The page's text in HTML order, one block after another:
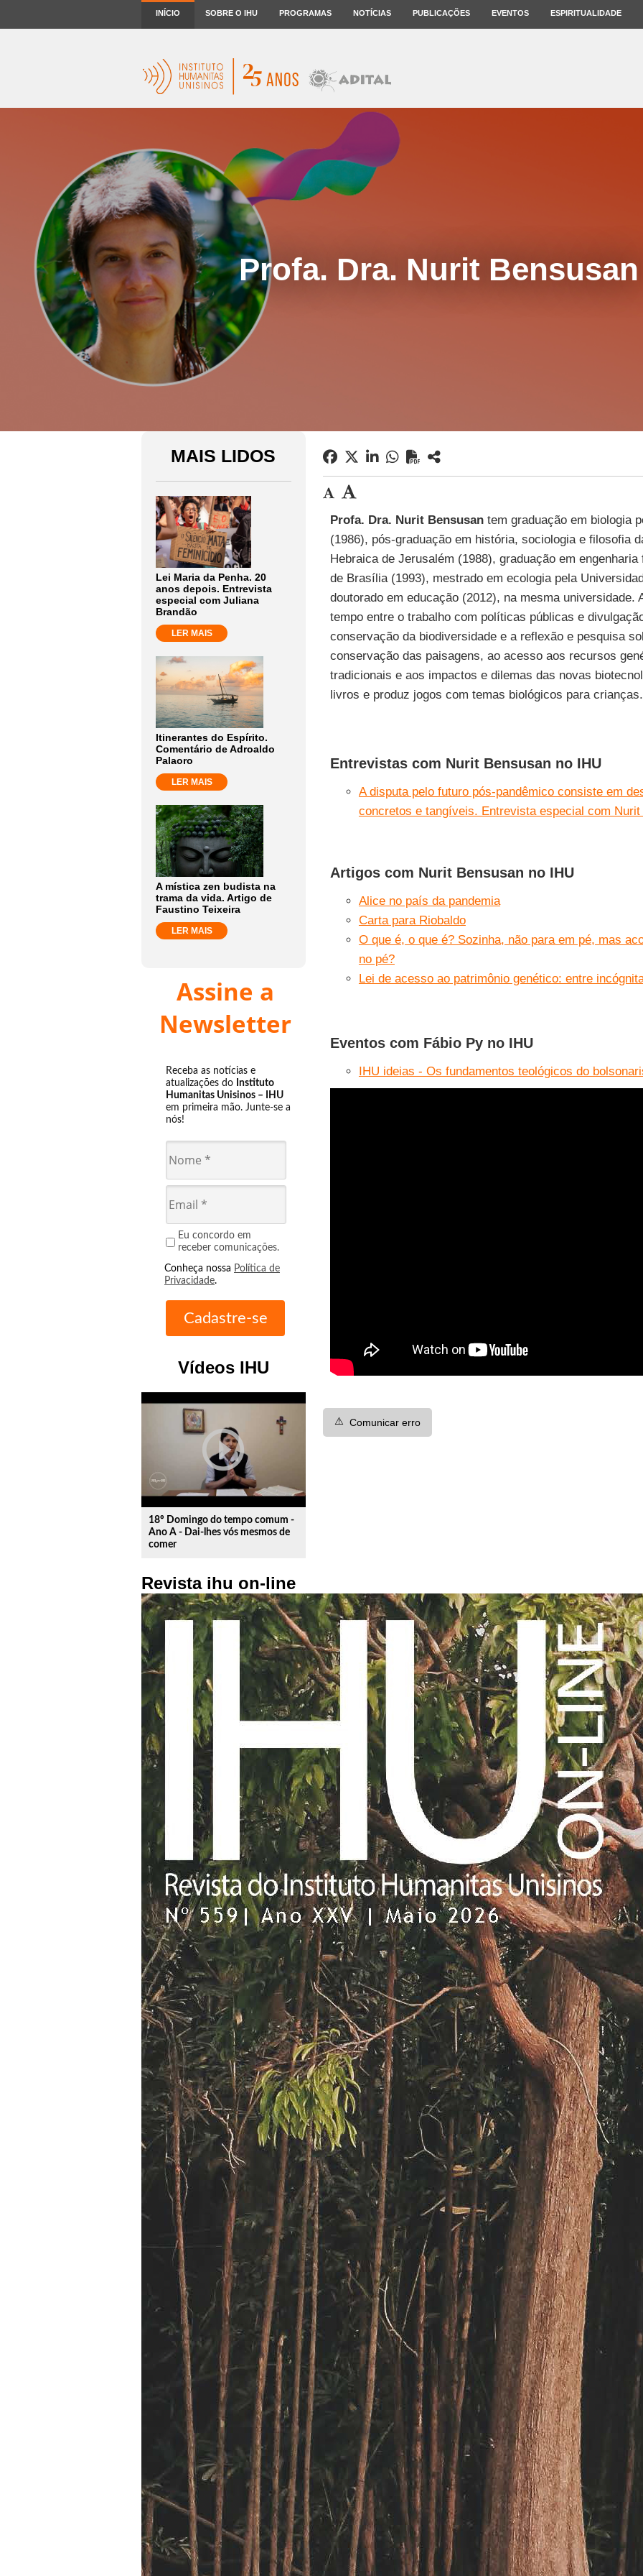
INÍCIO SOBRE O IHU PROGRAMAS NOTÍCIAS PUBLICAÇÕES EVENTOS ESPIRITUALIDADE
Profa. Dra. Nurit Bensusan
MAIS LIDOS
Lei Maria da Penha. 20
anos depois. Entrevista
especial com Juliana
Brandão
LER MAIS
Itinerantes do Espírito.
Comentário de Adroaldo
Palaoro
LER MAIS
A mística zen budista na
trama da vida. Artigo de
Faustino Teixeira
LER MAIS
Assine a
Newsletter
Receba as notícias e
atualizações do Instituto
Humanitas Unisinos – IHU
em primeira mão. Junte-se a
nós!
Eu concordo em
receber comunicações.
Conheça nossa Política de
Privacidade.
Vídeos IHU
play_circle_outline
18º Domingo do tempo comum -
Ano A - Dai-lhes vós mesmos de
comer
Revista ihu on-line
Profa. Dra. Nurit Bensusantem graduação em biologia
(1986), pós-graduação em história, sociologia e filosofia
Hebraica de Jerusalém (1988), graduação em
de Brasília (1993), mestrado em ecologia pela
doutorado em educação (2012), na mesma universidade.
tempo entre o trabalho com políticas públicas e
conservação da biodiversidade e a reflexão e pesquisa
conservação das paisagens, ao acesso aos recursos
tradicionais e aos impactos e dilemas das novas
livros e produz jogos com temas biológicos para crianças.
Entrevistas com Nurit Bensusan no IHU
A disputa pelo futuro pós-pandêmico consiste em
concretos e tangíveis. Entrevista especial com Nurit
Artigos com Nurit Bensusan no IHU
Alice no país da pandemia
Carta para Riobaldo
O que é, o que é? Sozinha, não para em pé, mas
no pé?
Lei de acesso ao patrimônio genético: entre
Eventos com Fábio Py no IHU
IHU ideias - Os fundamentos teológicos do
⚠️ Comunicar erro